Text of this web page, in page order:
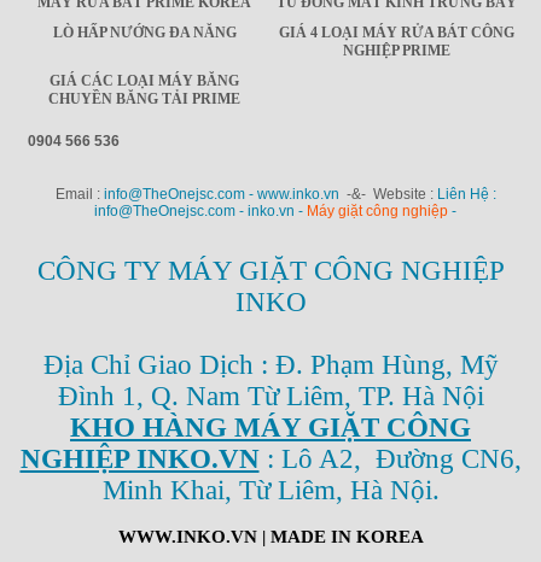
LÒ HẤP NƯỚNG ĐA NĂNG
GIÁ 4 LOẠI MÁY RỬA BÁT CÔNG
NGHIỆP PRIME
GIÁ CÁC LOẠI MÁY BĂNG
CHUYỀN BĂNG TẢI PRIME
0904 566 536
Email : info@TheOnejsc.com - www.inko.vn -&- Website : Liên Hệ :
info@TheOnejsc.com - inko.vn - Máy giặt công nghiệp -
CÔNG TY MÁY GIẶT CÔNG NGHIỆP
INKO
Địa Chỉ Giao Dịch : Đ. Phạm Hùng, Mỹ
Đình 1, Q. Nam Từ Liêm, TP. Hà Nội
KHO HÀNG MÁY GIẶT CÔNG
NGHIỆP INKO.VN: Lô A2, Đường CN6,
Minh Khai, Từ Liêm, Hà Nội.
WWW.INKO.VN| MADE IN KOREA